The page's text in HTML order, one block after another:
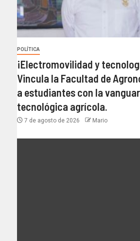
POLÍTICA
¡Electromovilidad y
Vincula la Facultad de
a estudiantes con la
tecnológica agrícola.
7 de agosto de 2026 Mario